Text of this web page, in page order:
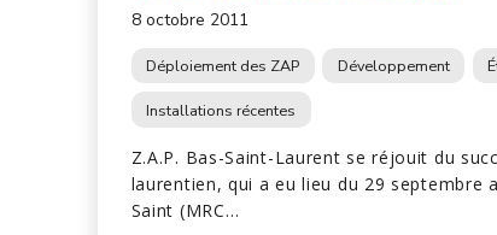
8 octobre 2011
Déploiement des ZAP Développement
Installations récentes
Z.A.P. Bas-Saint-Laurent se réjouit du
laurentien, qui a eu lieu du 29 septembre
Saint (MRC…